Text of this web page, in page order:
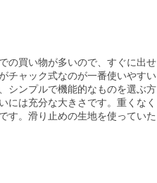
の買い物が多いので、すぐに出せ
チャック式なのが一番使いやすい
シンプルで機能的なものを選ぶ方
には充分な大きさです。重くなく
す。滑り止めの生地を使っていた